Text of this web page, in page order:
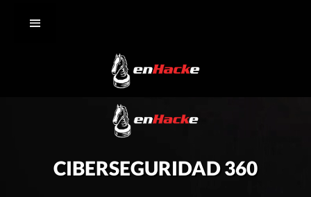
CIBERSEGURIDAD 360